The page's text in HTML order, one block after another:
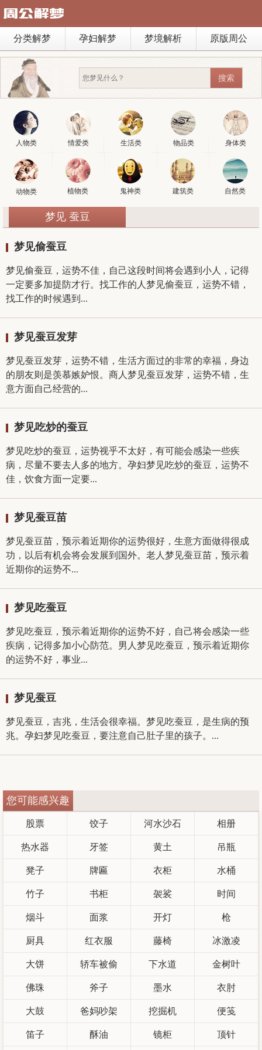
分类解梦 孕妇解梦 梦境解析 原版周公
人物类 情爱类 生活类 物品类 身体类
动物类 植物类 鬼神类 建筑类 自然类
梦见 蚕豆
梦见偷蚕豆
梦见偷蚕豆，运势不佳，自己这段时间将会遇到小人，记得
一定要多加提防才行。找工作的人梦见偷蚕豆，运势不错，
找工作的时候遇到...
梦见蚕豆发芽
梦见蚕豆发芽，运势不错，生活方面过的非常的幸福，身边
的朋友则是羡慕嫉妒恨。商人梦见蚕豆发芽，运势不错，生
意方面自己经营的...
梦见吃炒的蚕豆
梦见吃炒的蚕豆，运势视乎不太好，有可能会感染一些疾
病，尽量不要去人多的地方。孕妇梦见吃炒的蚕豆，运势不
佳，饮食方面一定要...
梦见蚕豆苗
梦见蚕豆苗，预示着近期你的运势很好，生意方面做得很成
功，以后有机会将会发展到国外。老人梦见蚕豆苗，预示着
近期你的运势不...
梦见吃蚕豆
梦见吃蚕豆，预示着近期你的运势不好，自己将会感染一些
疾病，记得多加小心防范。男人梦见吃蚕豆，预示着近期你
的运势不好，事业...
梦见蚕豆
梦见蚕豆，吉兆，生活会很幸福。梦见吃蚕豆，是生病的预
兆。孕妇梦见吃蚕豆，要注意自己肚子里的孩子。...
您可能感兴趣
股票 饺子 河水沙石 相册
热水器 牙签 黄土 吊瓶
凳子 牌匾 衣柜 水桶
竹子 书柜 袈裟 时间
烟斗 面浆 开灯 枪
厨具 红衣服 藤椅 冰激凌
大饼 轿车被偷 下水道 金树叶
佛珠 斧子 墨水 衣肘
大鼓 爸妈吵架 挖掘机 便笺
笛子 酥油 镜柜 顶针